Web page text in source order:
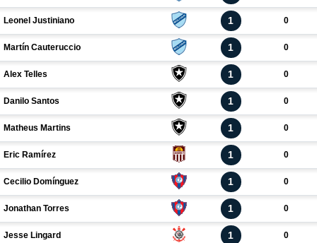
Leonel Justiniano 1 0
Martín Cauteruccio 1 0
Alex Telles 1 0
Danilo Santos 1 0
Matheus Martins 1 0
Eric Ramírez 1 0
Cecilio Domínguez 1 0
Jonathan Torres 1 0
Jesse Lingard 1 0